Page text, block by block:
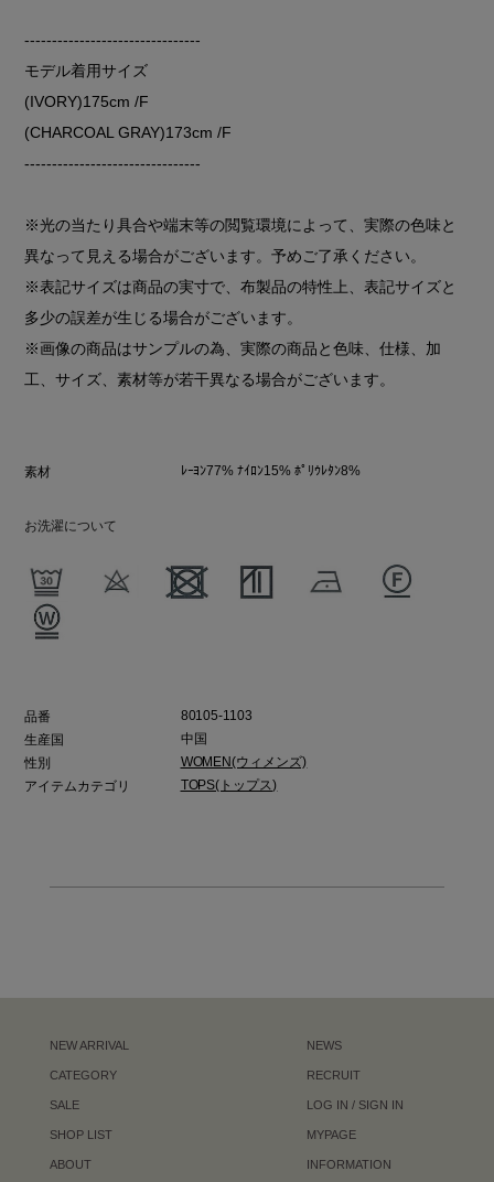
--------------------------------
モデル着用サイズ
(IVORY)175cm /F
(CHARCOAL GRAY)173cm /F
--------------------------------
※光の当たり具合や端末等の閲覧環境によって、実際の色味と
異なって見える場合がございます。予めご了承ください。
※表記サイズは商品の実寸で、布製品の特性上、表記サイズと
多少の誤差が生じる場合がございます。
※画像の商品はサンプルの為、実際の商品と色味、仕様、加
工、サイズ、素材等が若干異なる場合がございます。
素材 ﾚｰﾖﾝ77% ﾅｲﾛﾝ15% ﾎﾟﾘｳﾚﾀﾝ8%
お洗濯について
品番
80105-1103
生産国
中国
性別
WOMEN(ウィメンズ)
アイテムカテゴリ
TOPS(トップス)
NEW ARRIVAL
CATEGORY
SALE
SHOP LIST
ABOUT
NEWS
RECRUIT
LOG IN / SIGN IN
MYPAGE
INFORMATION